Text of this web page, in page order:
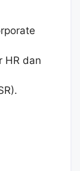
HR dan